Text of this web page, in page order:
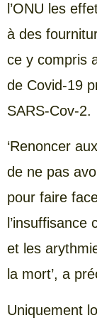
l’ONU les
à des
ce y compris
de Covid-19
SARS-Cov-2.
‘Renoncer
de ne pas
pour faire
et les
la mort’, a
Uniquement